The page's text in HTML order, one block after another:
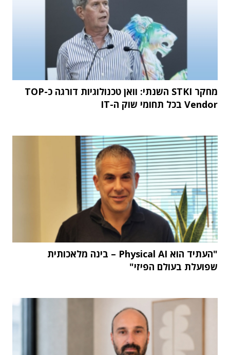
מחקר STKI השנתי: וואן טכנולוגיות דורגה כ-TOP
Vendor בכל תחומי שוק ה-IT
"העתיד הוא Physical AI – בינה מלאכותית
שפועלת בעולם הפיזי"